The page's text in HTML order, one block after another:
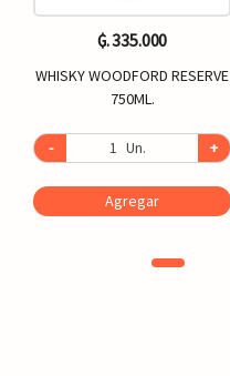
₲. 335.000
WHISKY WOODFORD RESERVE
750ML.
- Un. +
Agregar